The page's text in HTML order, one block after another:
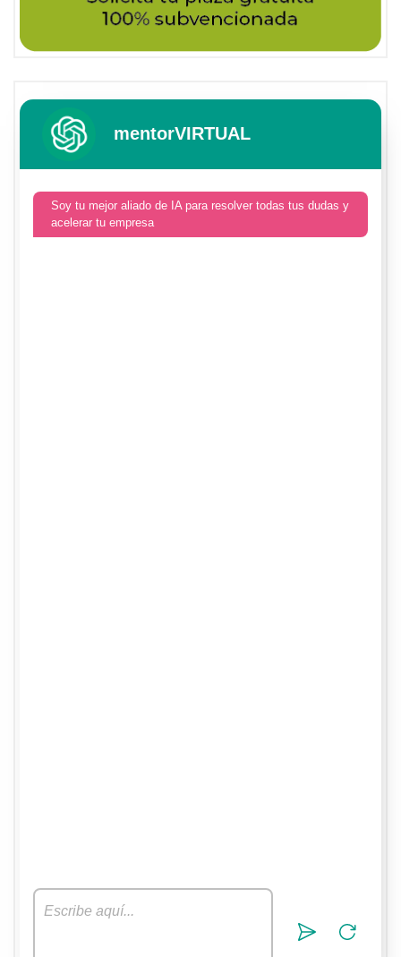
mentorVIRTUAL
Soy tu mejor aliado de IA para resolver todas tus dudas y
acelerar tu empresa